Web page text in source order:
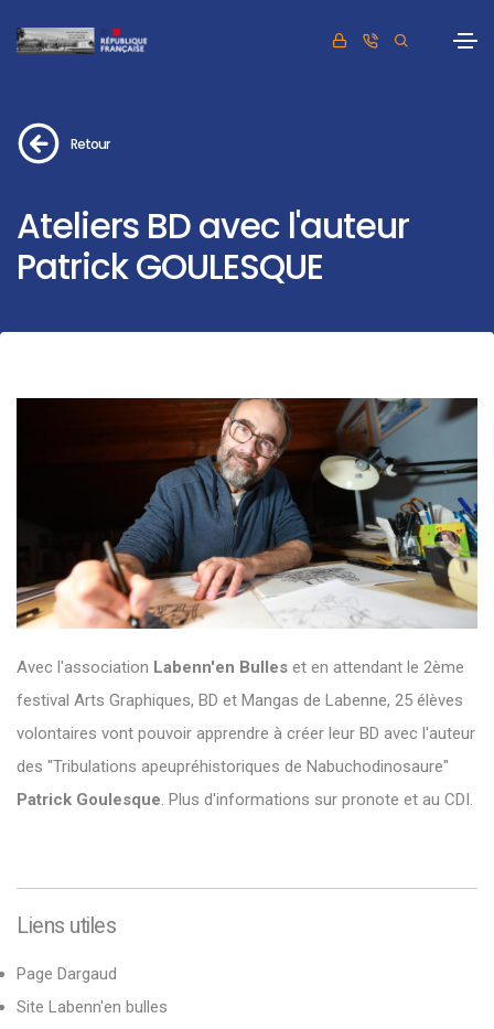
Retour
Ateliers BD avec l'auteur
Patrick GOULESQUE
Avec l'association Labenn'en Bulles et en attendant le 2ème
festival Arts Graphiques, BD et Mangas de Labenne, 25 élèves
volontaires vont pouvoir apprendre à créer leur BD avec l'auteur
des "Tribulations apeupréhistoriques de Nabuchodinosaure"
Patrick Goulesque. Plus d'informations sur pronote et au CDI.
Liens utiles
Page Dargaud
Site Labenn'en bulles